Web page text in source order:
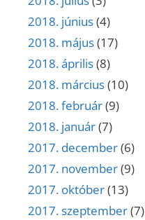
2018. június(4)
2018. május(17)
2018. április(8)
2018. március(10)
2018. február(9)
2018. január(7)
2017. december(6)
2017. november(9)
2017. október(13)
2017. szeptember(7)